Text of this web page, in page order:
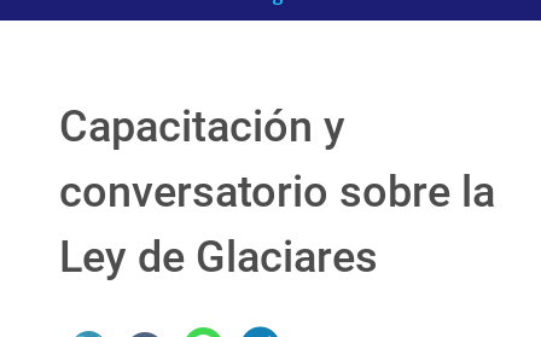
Capacitación y
conversatorio sobre la
Ley de Glaciares